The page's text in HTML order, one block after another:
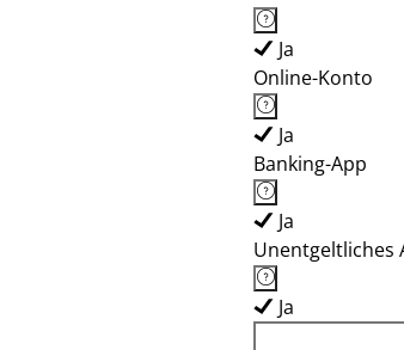
Ja
Online-Konto
Ja
Banking-App
Ja
Unentgeltliches
Ja